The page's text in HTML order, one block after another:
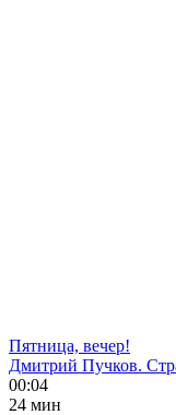
Пятница, вечер!
Дмитрий Пучков.
00:04
24 мин